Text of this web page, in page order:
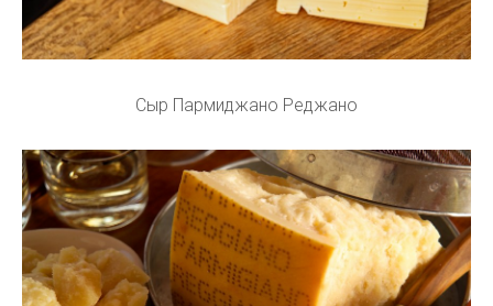
Сыр Пармиджано Реджано